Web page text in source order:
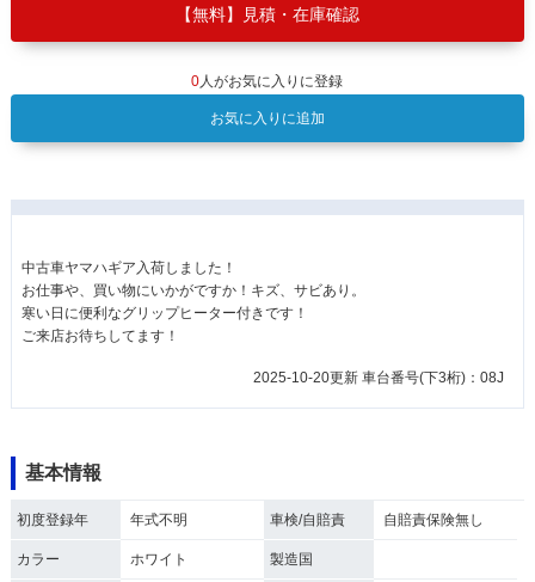
【無料】見積・在庫確認
0人がお気に入りに登録
お気に入りに追加
中古車ヤマハギア入荷しました！
お仕事や、買い物にいかがですか！キズ、サビあり。
寒い日に便利なグリップヒーター付きです！
ご来店お待ちしてます！
2025-10-20更新 車台番号(下3桁)：08J
基本情報
初度登録年 年式不明 車検/自賠責 自賠責保険無し
カラー ホワイト 製造国